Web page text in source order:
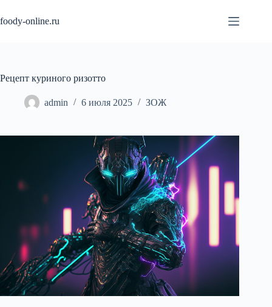
к
сути
foody-online.ru
Рецепт куриного ризотто
admin 6 июля 2025 ЗОЖ